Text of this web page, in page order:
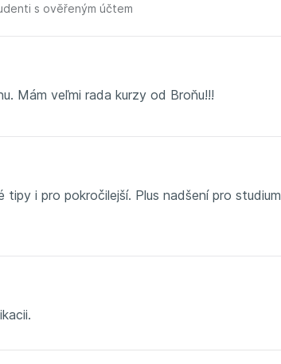
s ověřeným účtem
Mám veľmi rada kurzy od Broňu!!!
i pro pokročilejší. Plus nadšení pro studium